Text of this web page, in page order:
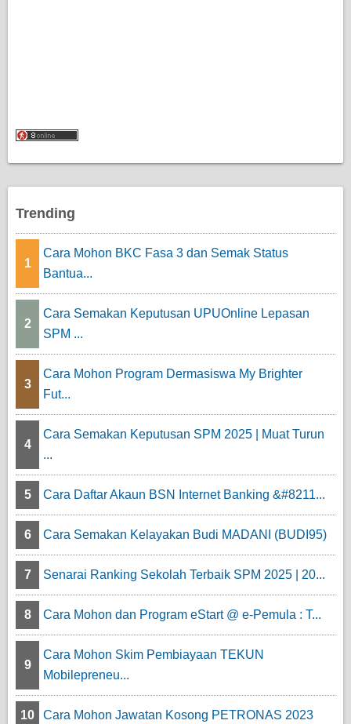
Trending
1
Cara Mohon BKC Fasa 3 dan Semak Status
Bantua...
2
Cara Semakan Keputusan UPUOnline Lepasan
SPM ...
3
Cara Mohon Program Dermasiswa My Brighter
Fut...
4
Cara Semakan Keputusan SPM 2025 | Muat Turun
...
5 Cara Daftar Akaun BSN Internet Banking &#8211...
6 Cara Semakan Kelayakan Budi MADANI (BUDI95)
7 Senarai Ranking Sekolah Terbaik SPM 2025 | 20...
8 Cara Mohon dan Program eStart @ e-Pemula : T...
9
Cara Mohon Skim Pembiayaan TEKUN
Mobilepreneu...
10 Cara Mohon Jawatan Kosong PETRONAS 2023